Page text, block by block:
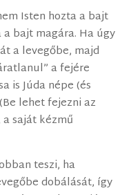
Isten hozta a bajt
a bajt magára. Ha úgy
a levegőbe, majd
a fejére
is Júda népe (és
lehet fejezni az
saját kézmű
teszi, ha
dobálását, így